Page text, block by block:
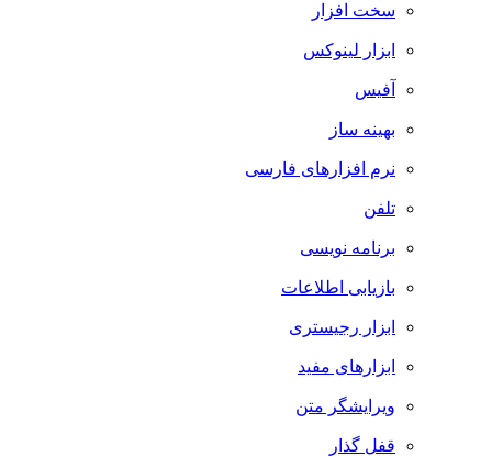
سخت افزار
ابزار لینوکس
آفیس
بهینه ساز
نرم افزارهای فارسی
تلفن
برنامه نویسی
بازیابی اطلاعات
ابزار رجیستری
ابزارهای مفید
ویرایشگر متن
قفل گذار